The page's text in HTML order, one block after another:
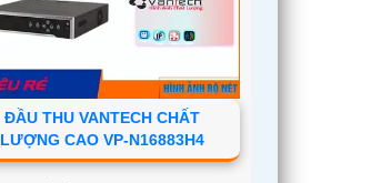
ĐẦU THU VANTECH CHẤT
LƯỢNG CAO VP-N16883H4